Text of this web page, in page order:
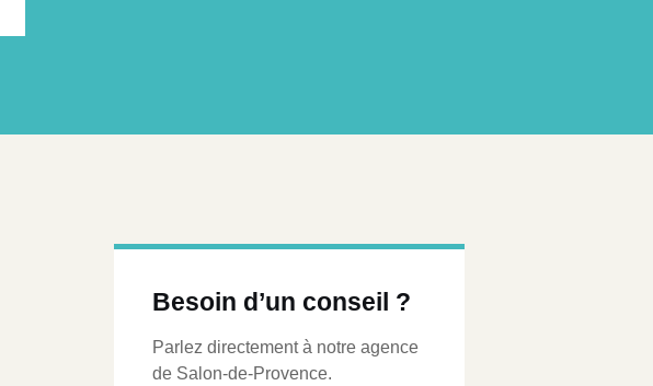
Besoin d’un conseil ?
Parlez directement à notre agence
de Salon-de-Provence.